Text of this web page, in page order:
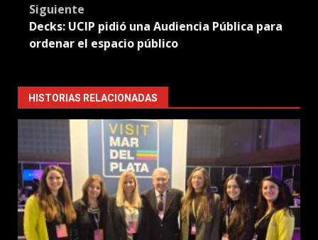
Siguiente
Decks: UCIP pidió una Audiencia Pública para
ordenar el espacio público
HISTORIAS RELACIONADAS